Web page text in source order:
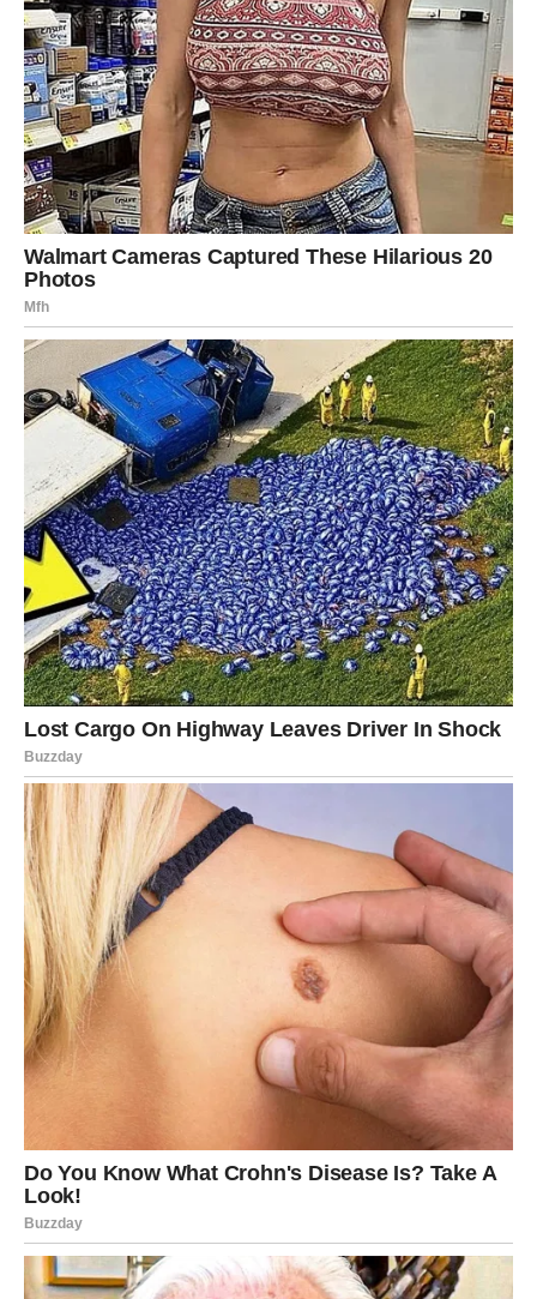
osećaj kao da se poznajete godinama.
Veče donosi mogućnost neočekivane poruke koja vraća
osmeh na lice. Neko ko vam je nekada mnogo značio
mogao bi ponovo pokušati da pronađe put do vašeg srca.
Bik
Bikovi danas konačno osećaju da ljubav počinje da im
uzvraća istom merom. Ako ste dugo ulagali u odnos koji
nije davao rezultate, sada dolazi trenutak kada će partner
pokazati koliko mu značite.
Mnogi zauzeti Bikovi danas će razgovarati o zajedničkoj
budućnosti. Neki će praviti planove za zajednički život,
dok će drugi razgovarati o proširenju porodice ili velikim
promenama koje će ih još više povezati.
Slobodni Bikovi privlače pažnju gde god se pojave. Jedna
osoba već neko vreme pokušava da vam se približi, ali
nije imala dovoljno hrabrosti. Danas bi upravo ona mogla
napraviti prvi korak.
Emocije koje ćete danas doživeti dugo ćete pamtiti jer
ćete konačno osetiti sigurnost za kojom ste tragali.
Blizanci
Pred Blizancima je dan pun iznenađenja. Ljubav danas
dolazi onda kada je najmanje očekujete. Ako ste mislili da
se ništa posebno neće dogoditi, zvezde imaju potpuno
drugačiji plan.
Jedna poruka, slučajan susret ili poziv mogli bi potpuno
promeniti tok dana. Posebno su naglašena poznanstva
Zauzeti Blizanci rešavaju nesporazume koji su ih mučili
prethodnih dana. Partner će pokazati mnogo više
razumevanja nego što ste očekivali, a iskren razgovor
doneće veliko olakšanje.